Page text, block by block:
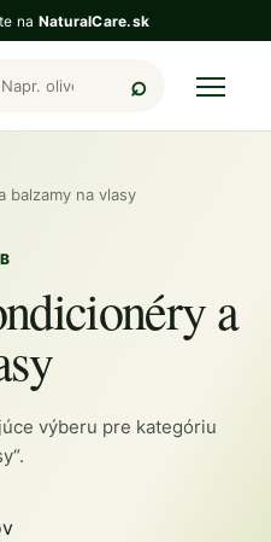
na NaturalCare.sk
HerbOlive
balzamy na vlasy
a
výberu pre kategóriu